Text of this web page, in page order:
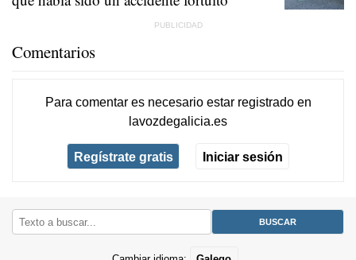
Comentarios
Para comentar es necesario estar registradoen
lavozdegalicia.es
Regístrate gratis Iniciar sesión